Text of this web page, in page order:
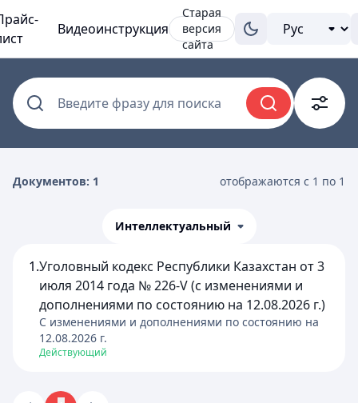
Видеоинструкция
Старая
версия
сайта
Введите фразу для поиска
Документов: 1 отображаются с 1 по 1
Интеллектуальный
1.Уголовный кодекс Республики Казахстан от 3
июля 2014 года № 226-V (с изменениями и
дополнениями по состоянию на 12.08.2026 г.)
C изменениями и дополнениями по состоянию на
12.08.2026 г.
Действующий